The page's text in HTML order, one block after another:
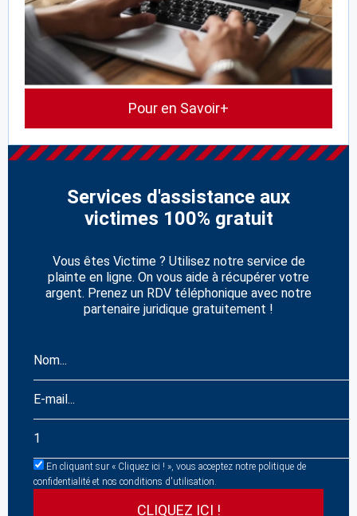
Pour en Savoir+
Services d'assistance aux
victimes 100% gratuit
Vous êtes Victime ? Utilisez notre service de
plainte en ligne. On vous aide à récupérer votre
argent. Prenez un RDV téléphonique avec notre
partenaire juridique gratuitement !
En cliquant sur « Cliquez ici ! », vous acceptez notre politique de
confidentialité et nos conditions d'utilisation.